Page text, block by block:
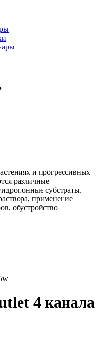
и прогрессивных
различные
субстраты,
применение
обустройство
4 канала